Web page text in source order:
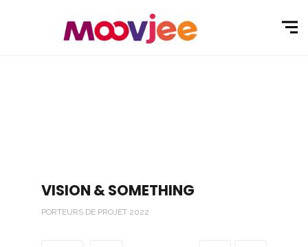
VISION & SOMETHING
PORTEURS DE PROJET 2022